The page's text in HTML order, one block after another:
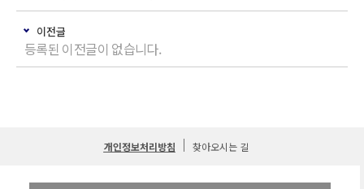
이전글
등록된 이전글이 없습니다.
개인정보처리방침 찾아오시는 길